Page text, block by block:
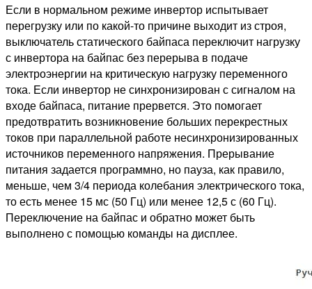
Если в нормальном режиме инвертор испытывает
перегрузку или по какой-то причине выходит из строя,
выключатель статического байпаса переключит нагрузку
с инвертора на байпас без перерыва в подаче
электроэнергии на критическую нагрузку переменного
тока. Если инвертор не синхронизирован с сигналом на
входе байпаса, питание прервется. Это помогает
предотвратить возникновение больших перекрестных
токов при параллельной работе несинхронизированных
источников переменного напряжения. Прерывание
питания задается программно, но пауза, как правило,
меньше, чем 3/4 периода колебания электрического тока,
то есть менее 15 мс (50 Гц) или менее 12,5 с (60 Гц).
Переключение на байпас и обратно может быть
выполнено с помощью команды на дисплее.